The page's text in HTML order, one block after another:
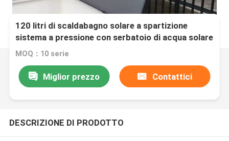
120 litri di scaldabagno solare a spartizione
sistema a pressione con serbatoio di acqua solare
smaltato
MOQ：10 serie
Miglior prezzo Contattici
DESCRIZIONE DI PRODOTTO